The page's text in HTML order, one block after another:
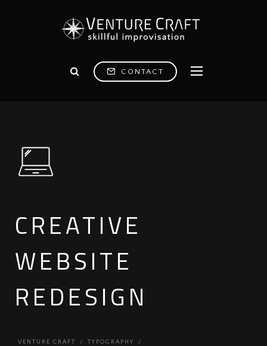
CONTACT
CREATIVE
WEBSITE
REDESIGN
VENTURE CRAFT TYPOGRAPHY